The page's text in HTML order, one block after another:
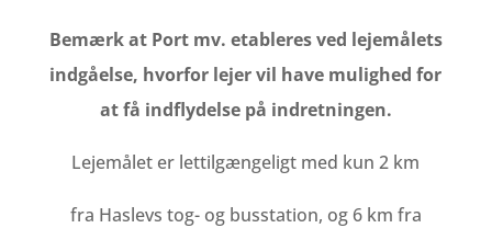
Bemærk at Port mv. etableres ved lejemålets
indgåelse, hvorfor lejer vil have mulighed for
at få indflydelse på indretningen.
Lejemålet er lettilgængeligt med kun 2 km
fra Haslevs tog- og busstation, og 6 km fra